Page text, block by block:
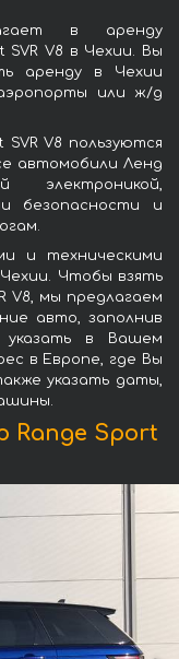
в аренду
V8 в Чехии. Вы
аренду в Чехии
или ж/д
V8 пользуются
автомобили Ленд
электроникой,
безопасности и
и техническими
Чтобы взять
V8, мы предлагаем
авто, заполнив
указать в Вашем
в Европе, где Вы
указать даты,
Range Sport